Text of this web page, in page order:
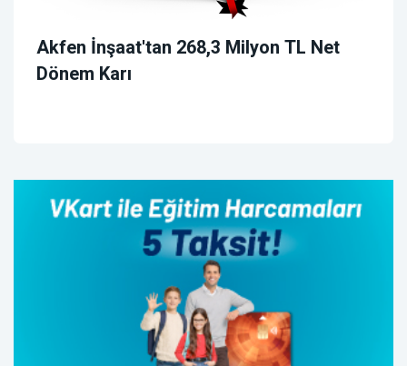
Akfen İnşaat'tan 268,3 Milyon TL Net
Dönem Karı